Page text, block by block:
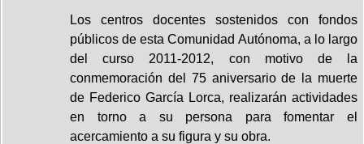
Los centros docentes sostenidos con fondos
públicos de esta Comunidad Autónoma, a lo largo
del curso 2011-2012, con motivo de la
conmemoración del 75 aniversario de la muerte
de Federico García Lorca, realizarán actividades
en torno a su persona para fomentar el
acercamiento a su figura y su obra.